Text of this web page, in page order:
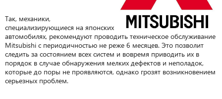
Так, механики,
специализирующиеся на японских
автомобилях, рекомендуют проводить техническое обслуживание
Mitsubishi с периодичностью не реже 6 месяцев. Это позволит
следить за состоянием всех систем и вовремя приводить их в
порядок в случае обнаружения мелких дефектов и неполадок,
которые до поры не проявляются, однако грозят возникновением
серьезных проблем.